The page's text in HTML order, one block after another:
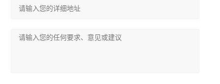
奥林巴斯CKX53倒置显微镜